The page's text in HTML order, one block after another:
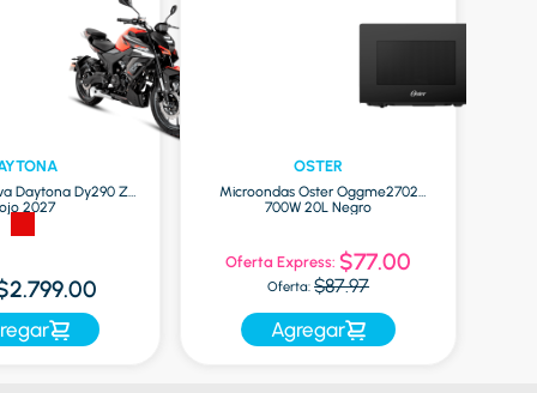
Daytona Dy290 Zr
2027
OSTER
Microondas Oster Oggme2702
700W 20L Negro
Oferta Express: $77.00
Oferta: $87.97
Agregar